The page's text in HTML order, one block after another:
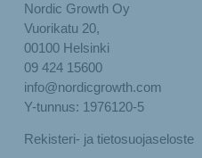
Nordic Growth Oy
Vuorikatu 20,
00100 Helsinki
09 424 15600
info@nordicgrowth.com
Y-tunnus: 1976120-5
Rekisteri- ja tietosuojaseloste